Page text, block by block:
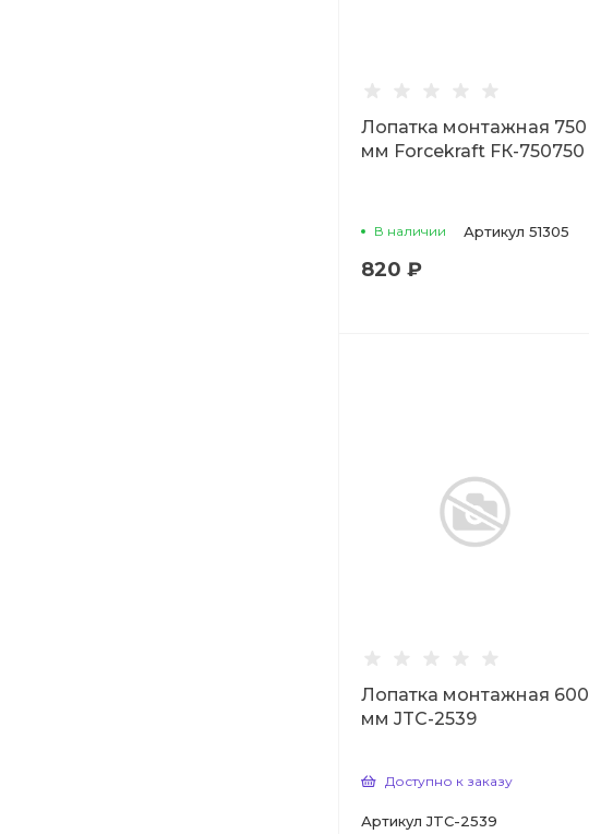
Лопатка монтажная 750
мм Forcekraft FК-750750
В наличии Артикул 51305
820 ₽
Лопатка монтажная 600
мм JTC-2539
Доступно к заказу
Артикул JTC-2539